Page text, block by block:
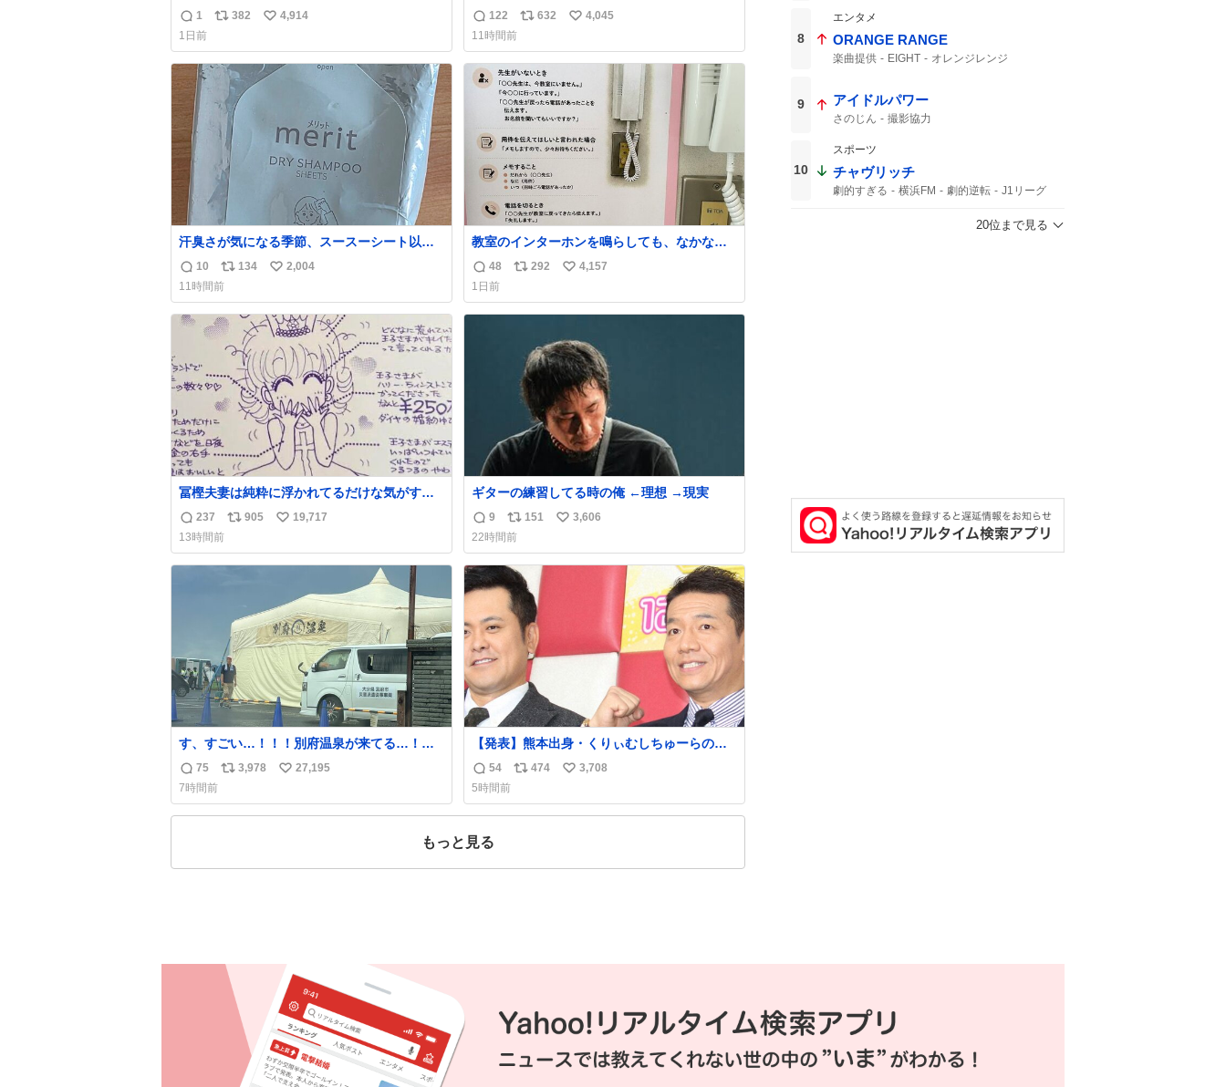
刺されてるくりまんじゅうパイセンが
返
信
数
1
リ
ス
数
382
い
ね
数
4,914
1日前
音声”に声明「被害届も検討」
news.livedoor.com/article/detail… 4日に西
鉄福岡（天神）駅および薬院駅で発生した駅
構内放送事案について声明を公表した。「第
三者によって駅構内放送設備に外部から不正
に音声が流された可能性も含めて確認を実
施」と説明した。
返
信
数
122
リ
ス
ト
数
632
い
ね
数
4,045
11時間前
汗臭さが気になる季節、スースーシート以外
だと、これがとにかくスッキリする。2年くら
い前に #生活は踊る で紹介したやつ。おじさ
んにもおばさんにもオススメだ。ドラストに
売ってるぞ。ドライシャンプーって書いてあ
るけど汗拭きシートみたいなもの。耳裏襟足
首筋がんがん拭いて汗臭不安を解消。
返
信
数
10
リ
ポ
ス
ト
数
134
い
ね
数
2,004
11時間前
教室のインターホンを鳴らしても、なかなか
誰も出ないことがあります…。 もしかすると
「電話の出方」に困っているのかもしれませ
ん。 そこで「何を話せばいいか」が見える手
引きを用意して、安心して電話に出られるよ
ミュニケーションの学びです。
返
信
数
48
リ
ス
292
い
ね
4,157
1日前
冨樫夫妻は純粋に浮かれてるだけな気がする
な〜 全アはここに自分の市場価値的なものを
上乗せするので、 すっぴん＆寝起きのボサボ
サ頭でも「今日も可愛いね」が止まらない。
放っておくと永遠に髪撫でてきて作業進まな
私より綺麗な手やめてもろて とか言う
返
信
数
237
リ
ス
905
い
ね
19,717
13時間前
ギターの練習してる時の俺 ←理想 →現実
返
信
数
9
リ
ポ
ス
ト
数
151
い
ね
3,606
22時間前
す、すごい…！！！別府温泉が来てる…！！
これはどれぐらい待つんだろう…
返
信
数
75
リ
ス
3,978
い
ね
27,195
7時間前
【発表】熊本出身・くりぃむしちゅーらの所
属事務所、被災地に義援金寄付
news.livedoor.com/article/detail… くりぃむ
しちゅーやマツコ、有働由美子らが所属する
芸能事務所「チャッターボックス」が7日、公
め義援金を寄付したことを公表した。
返
信
数
54
リ
ス
474
い
ね
3,708
5時間前
もっと見る
8
エンタメ
ORANGE RANGE
楽曲提供 EIGHT
オレンジレンジ
9 アイドルパワー
さのじん 撮影協力
10
スポーツ
チャヴリッチ
劇的すぎる 横浜FM 劇的逆転
J1リーグ
20位まで見る